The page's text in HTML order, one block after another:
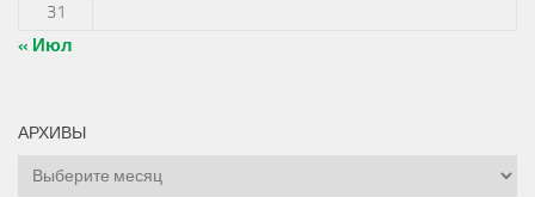
31
« Июл
АРХИВЫ
Архивы